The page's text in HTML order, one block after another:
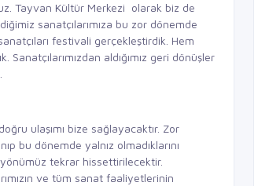
Tayvan Kültür Merkezi olarak biz de
sanatçılarımıza bu zor dönemde
festivali gerçekleştirdik. Hem
aldığımız geri dönüşler
ulaşımı bize sağlayacaktır. Zor
bu dönemde yalnız olmadıklarını
tekrar hissettirilecektir.
ve tüm sanat faaliyetlerinin